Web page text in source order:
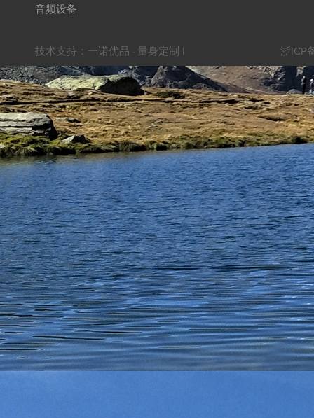
音频设备
技术支持： 一诺优品 · 量身定制 | 浙ICP